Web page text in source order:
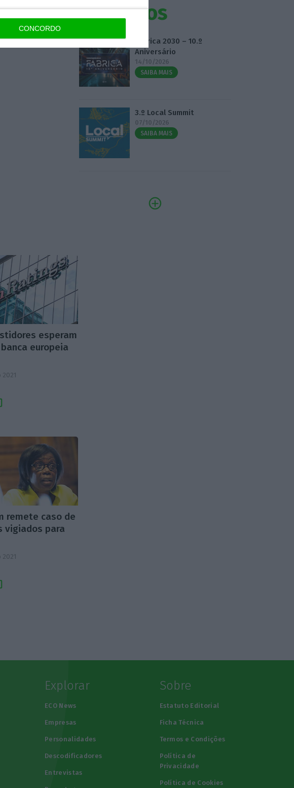
CONCORDO
Eventos
Fábrica 2030 – 10.º
Aniversário
14/10/2026
SAIBA MAIS
3.º Local Summit
07/10/2026
SAIBA MAIS
esperam
europeia
2021
remete caso de
vigiados para
2021
Explorar
ECO News
Empresas
Personalidades
Descodificadores
Entrevistas
Sobre
Estatuto Editorial
Ficha Técnica
Termos e Condições
Política de
Privacidade
Política de Cookies